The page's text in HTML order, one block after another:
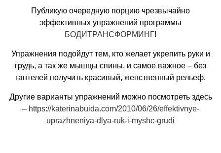
Публикую очередную порцию чрезвычайно
эффективных упражнений программы
БОДИТРАНСФОРМИНГ!
Упражнения подойдут тем, кто желает укрепить руки и
грудь, а так же мышцы спины, и самое важное – без
гантелей получить красивый, женственный рельеф.
Другие варианты упражнений можно посмотреть здесь
– https://katerinabuida.com/2010/06/26/effektivnye-
uprazhneniya-dlya-ruk-i-myshc-grudi